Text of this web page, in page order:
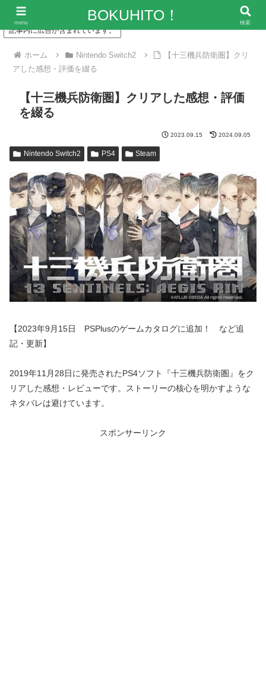
記事内に広告が含まれています。
ホーム Nintendo Switch2
【十三機兵防衛圏】クリ
アした感想・評価を綴る
【十三機兵防衛圏】クリアした感想・評価
を綴る
2023.09.15 2024.09.05
Nintendo Switch2 PS4 Steam
【2023年9月15日 PSPlusのゲームカタログに追加！ など追
記・更新】
2019年11月28日に発売されたPS4ソフト『十三機兵防衛圏』をク
リアした感想・レビューです。ストーリーの核心を明かすような
ネタバレは避けています。
スポンサーリンク
menu BOKUHITO！ 検索